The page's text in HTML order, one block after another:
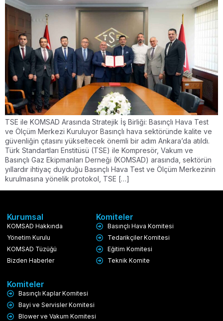
TSE ile KOMSAD Arasında Stratejik İş Birliği: Basınçlı Hava Test
ve Ölçüm Merkezi Kuruluyor Basınçlı hava sektöründe kalite ve
güvenliğin çıtasını yükseltecek önemli bir adım Ankara’da atıldı.
Türk Standartları Enstitüsü (TSE) ile Kompresör, Vakum ve
Basınçlı Gaz Ekipmanları Derneği (KOMSAD) arasında, sektörün
yıllardır ihtiyaç duyduğu Basınçlı Hava Test ve Ölçüm Merkezinin
kurulmasına yönelik protokol, TSE […]
Kurumsal
KOMSAD Hakkında
Yönetim Kurulu
KOMSAD Tüzüğü
Bizden Haberler
Komiteler
Basınçlı Hava Komitesi
Tedarikçiler Komitesi
Eğitim Komitesi
Teknik Komite
Komiteler
Basınçlı Kaplar Komitesi
Bayi ve Servisler Komitesi
Blower ve Vakum Komitesi